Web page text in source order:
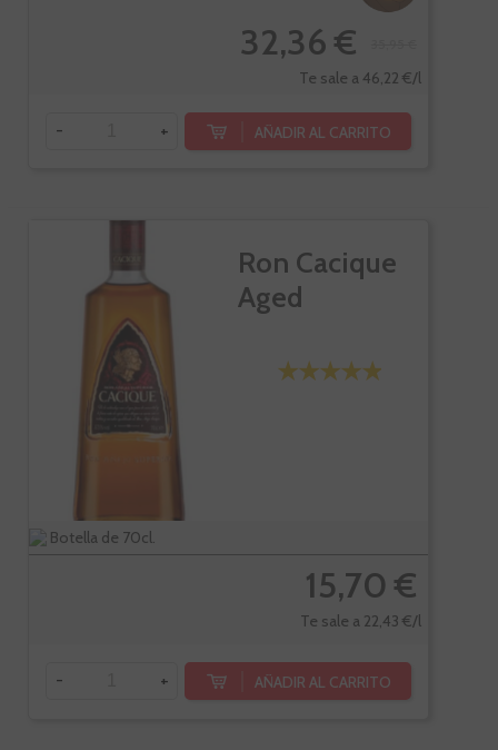
32,36 €
Te sale a 46,22 €/l
- + AÑADIR AL CARRITO
Ron Cacique
Aged
Botella de 70cl.
15,70 €
Te sale a 22,43 €/l
- + AÑADIR AL CARRITO